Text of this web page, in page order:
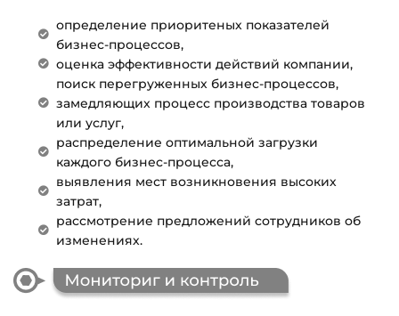
определение приоритеных показателей
бизнес-процессов,
оценка эффективности действий компании,
поиск перегруженных бизнес-процессов,
замедляющих процесс производства товаров
или услуг,
распределение оптимальной загрузки
каждого бизнес-процесса,
выявления мест возникновения высоких
затрат,
рассмотрение предложений сотрудников об
изменениях.